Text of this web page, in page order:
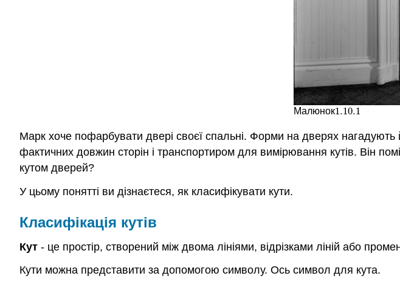
Малюнок1.10.1
1.10.1
Марк хоче пофарбувати двері своєї спальні. Форми на дверях нагадують
фактичних довжин сторін і транспортиром для вимірювання кутів. Він
кутом дверей?
У цьому понятті ви дізнаєтеся, як класифікувати кути.
Класифікація кутів
Кут - це простір, створений між двома лініями, відрізками ліній або
Кути можна представити за допомогою символу. Ось символ для кута.